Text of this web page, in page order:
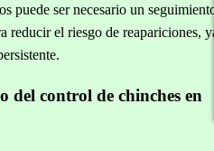
puede ser necesario un
reducir el riesgo de reapariciones,
del control de chinches en